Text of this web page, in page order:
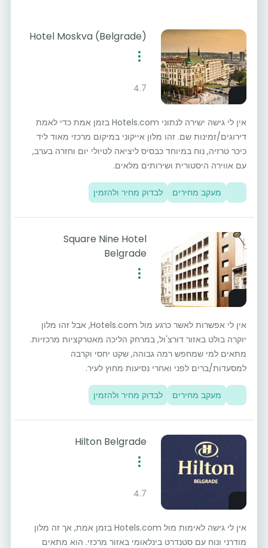
Hotel Moskva (Belgrade)
4.7
אין לי גישה ישירה לנתוני Hotels.com בזמן אמת כדי לאמת
דירוגים/זמינות שם. זהו מלון אייקוני במיקום מרכזי מאוד ליד
כיכר טרזיה, נוח במיוחד כבסיס ליציאה לטיולי יום וחזרה בערב,
עם אווירה היסטורית ושירותים מלאים.
מעקב מחירים לבדוק מחיר ולהזמין
Square Nine Hotel
Belgrade
אין לי אפשרות לאשר כרגע מול Hotels.com, אבל זהו מלון
יוקרה בולט באזור דורצ'ול, במרחק הליכה מאטרקציות מרכזיות.
מתאים למי שמחפש רמה גבוהה, שקט יחסי וקרבה
למסעדות/ברים לפני ואחרי נסיעות מחוץ לעיר.
מעקב מחירים לבדוק מחיר ולהזמין
Hilton Belgrade
4.7
אין לי גישה לאימות מול Hotels.com בזמן אמת, אך זה מלון
מודרני ונוח עם סטנדרט בינלאומי באזור מרכזי. הוא מתאים